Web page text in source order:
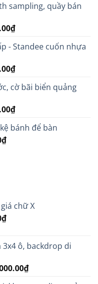
sampling, quầy bán
₫Giá
tại
650,000.00₫.
- Standee cuốn nhựa
₫Giá
tại
119,000.00₫.
cờ bãi biển quảng
₫Giá
tại
bánh để bàn
₫Giá
chữ X
₫Giá
là: ô, backdrop di
₫Giá